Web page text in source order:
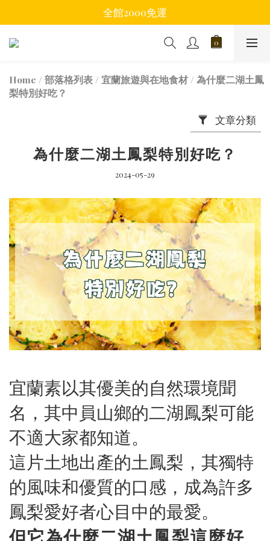
全館2000免運
Home / 部落格列表 / 宜蘭旅遊與在地食材 / 為什麼二湖土鳳
梨特別好吃？
文章分類
為什麼二湖土鳳梨特別好吃？
2024-05-29
宜蘭素以其優美的自然環境聞
名，其中員山鄉的二湖鳳梨可能
不適大家都知道。
這片土地出產的土鳳梨，其獨特
的風味和優質的口感，成為許多
鳳梨愛好者心目中的最愛。
但它為什麼二湖土鳳梨這麼好